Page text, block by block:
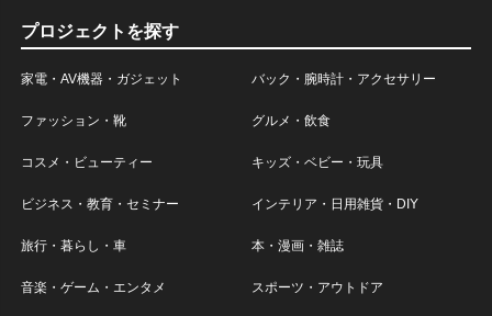
プロジェクトを探す
家電・AV機器・ガジェット バック・腕時計・アクセサリー
ファッション・靴 グルメ・飲食
コスメ・ビューティー キッズ・ベビー・玩具
ビジネス・教育・セミナー インテリア・日用雑貨・DIY
旅行・暮らし・車 本・漫画・雑誌
音楽・ゲーム・エンタメ スポーツ・アウトドア